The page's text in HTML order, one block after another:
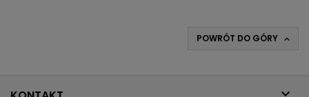
POWRÓT DO GÓRY 